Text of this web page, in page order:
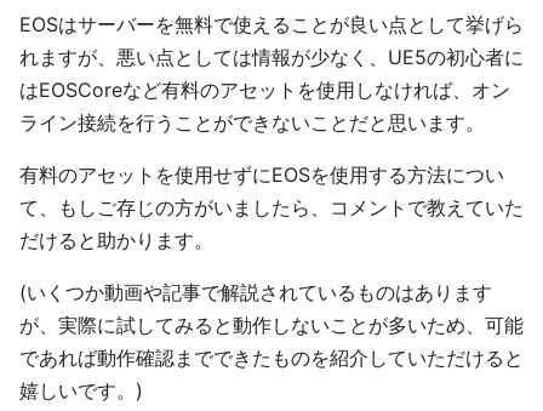
EOSはサーバーを無料で使えることが良い点として挙げら
れますが、悪い点としては情報が少なく、UE5の初心者に
はEOSCoreなど有料のアセットを使用しなければ、オン
ライン接続を行うことができないことだと思います。
有料のアセットを使用せずにEOSを使用する方法につい
て、もしご存じの方がいましたら、コメントで教えていた
だけると助かります。
(いくつか動画や記事で解説されているものはあります
が、実際に試してみると動作しないことが多いため、可能
であれば動作確認までできたものを紹介していただけると
嬉しいです。)